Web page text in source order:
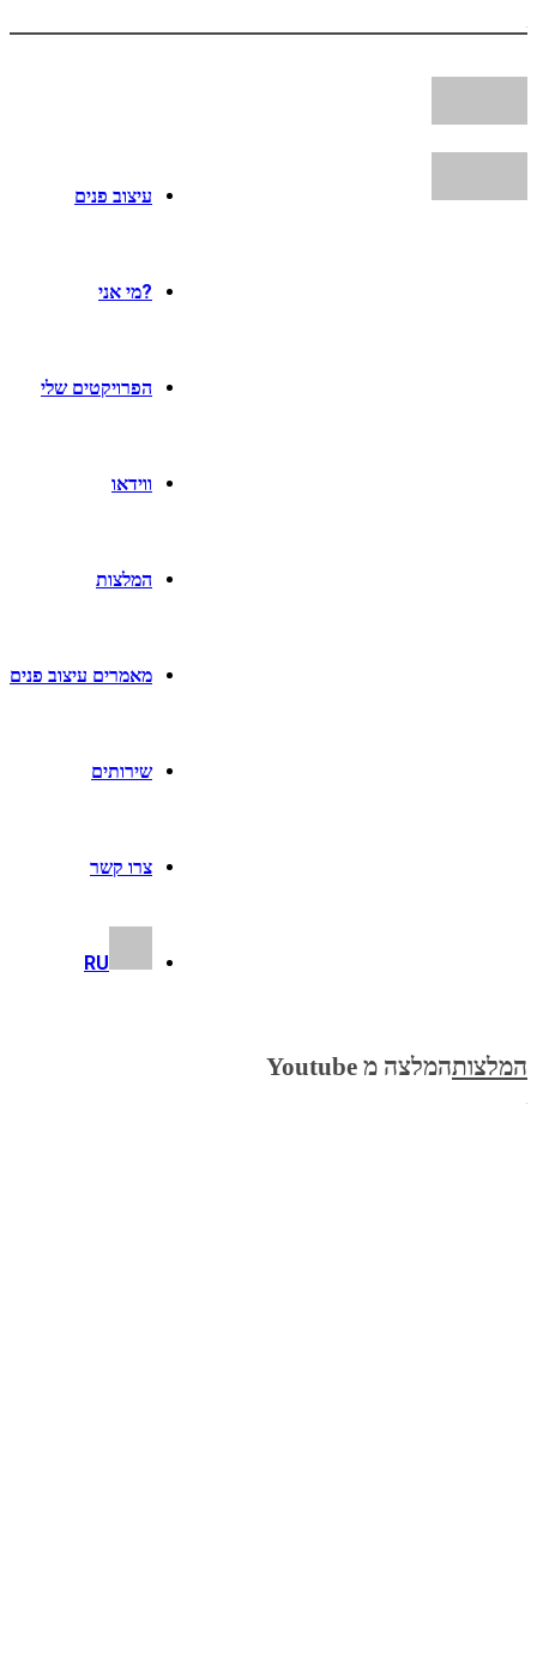
עיצוב פנים
?מי אני
הפרויקטים שלי
ווידאו
המלצות
מאמרים עיצוב פנים
שירותים
צרו קשר
RU
המלצותהמלצה מ Youtube